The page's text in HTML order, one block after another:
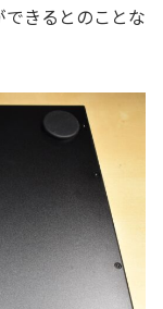
きるとのことな